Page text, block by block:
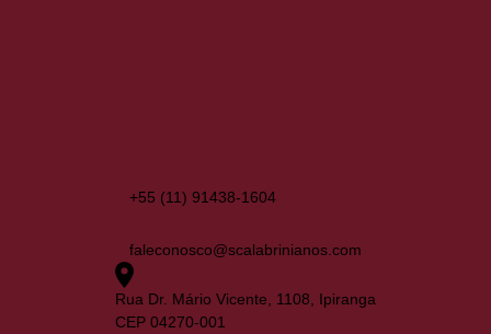
+55 (11) 91438-1604
faleconosco@scalabrinianos.com
Rua Dr. Mário Vicente, 1108, Ipiranga
CEP 04270-001